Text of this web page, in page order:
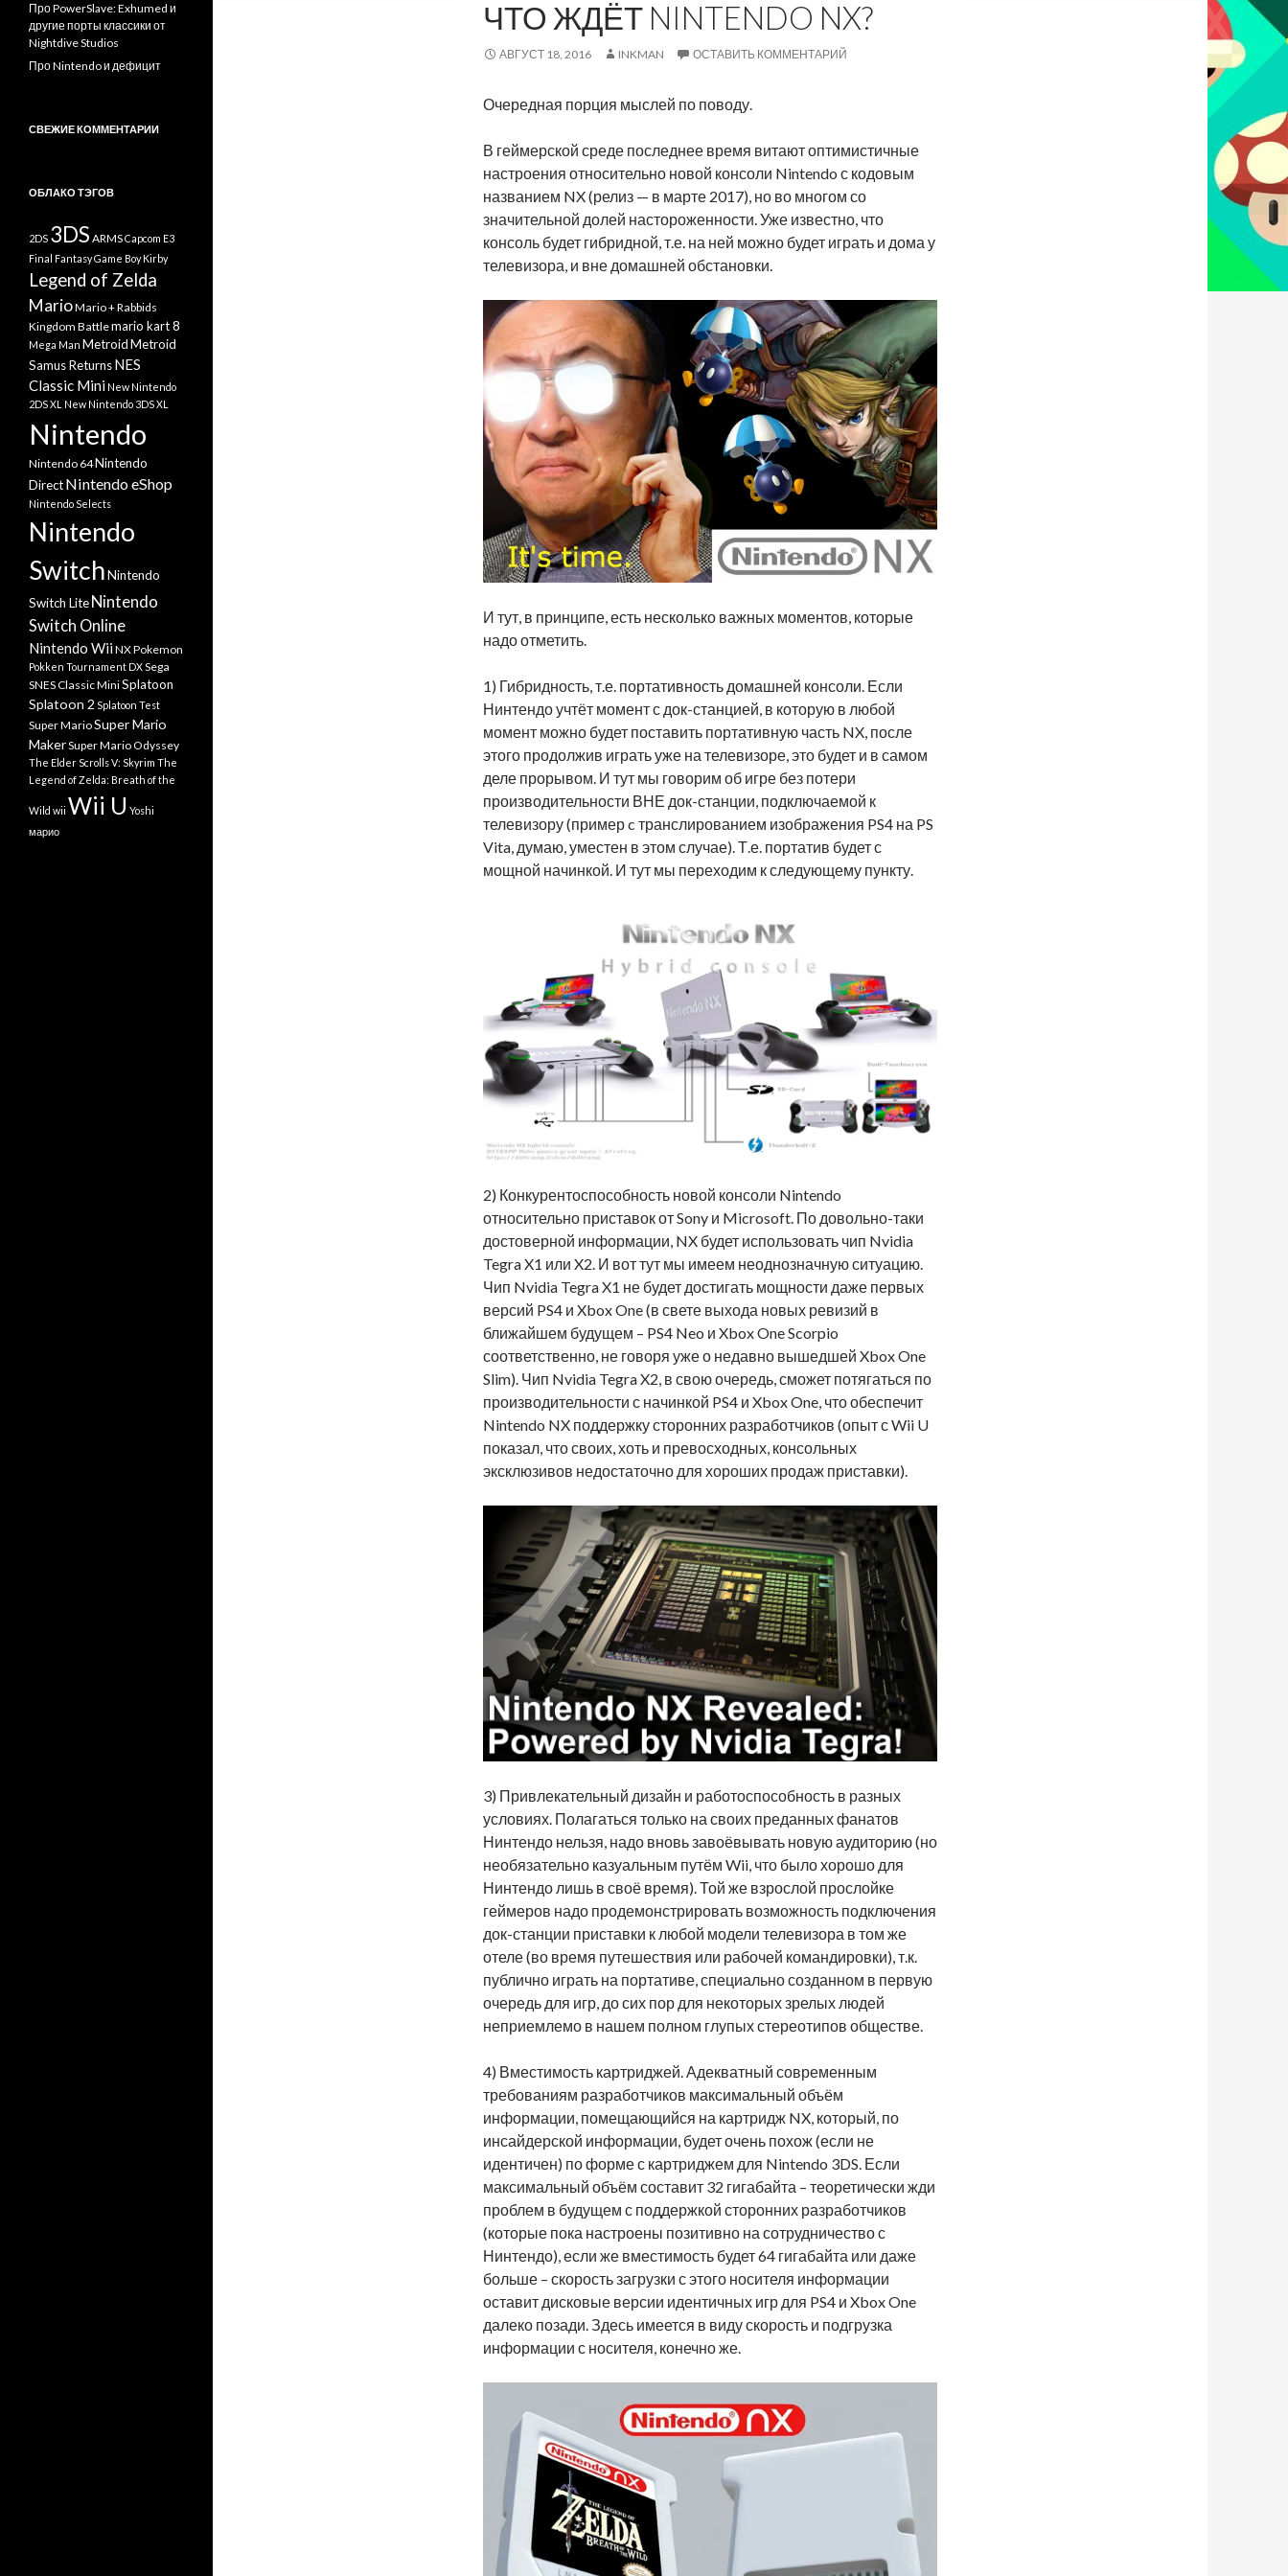
ЧТО ЖДЁТ NINTENDO NX?
АВГУСТ 18, 2016 INKMAN ОСТАВИТЬ КОММЕНТАРИЙ
Очередная порция мыслей по поводу.
В геймерской среде последнее время витают оптимистичные
настроения относительно новой консоли Nintendo с кодовым
названием NX (релиз — в марте 2017), но во многом со
значительной долей настороженности. Уже известно, что
консоль будет гибридной, т.е. на ней можно будет играть и дома у
телевизора, и вне домашней обстановки.
И тут, в принципе, есть несколько важных моментов, которые
надо отметить.
1) Гибридность, т.е. портативность домашней консоли. Если
Нинтендо учтёт момент с док-станцией, в которую в любой
момент можно будет поставить портативную часть NX, после
этого продолжив играть уже на телевизоре, это будет и в самом
деле прорывом. И тут мы говорим об игре без потери
производительности ВНЕ док-станции, подключаемой к
телевизору (пример c транслированием изображения PS4 на PS
Vita, думаю, уместен в этом случае). Т.е. портатив будет с
мощной начинкой. И тут мы переходим к следующему пункту.
2) Конкурентоспособность новой консоли Nintendo
относительно приставок от Sony и Microsoft. По довольно-таки
достоверной информации, NX будет использовать чип Nvidia
Tegra X1 или X2. И вот тут мы имеем неоднозначную ситуацию.
Чип Nvidia Tegra X1 не будет достигать мощности даже первых
версий PS4 и Xbox One (в свете выхода новых ревизий в
ближайшем будущем – PS4 Neo и Xbox One Scorpio
соответственно, не говоря уже о недавно вышедшей Xbox One
Slim). Чип Nvidia Tegra X2, в свою очередь, сможет потягаться по
производительности с начинкой PS4 и Xbox One, что обеспечит
Nintendo NX поддержку сторонних разработчиков (опыт с Wii U
показал, что своих, хоть и превосходных, консольных
эксклюзивов недостаточно для хороших продаж приставки).
3) Привлекательный дизайн и работоспособность в разных
условиях. Полагаться только на своих преданных фанатов
Нинтендо нельзя, надо вновь завоёвывать новую аудиторию (но
необязательно казуальным путём Wii, что было хорошо для
Нинтендо лишь в своё время). Той же взрослой прослойке
геймеров надо продемонстрировать возможность подключения
док-станции приставки к любой модели телевизора в том же
отеле (во время путешествия или рабочей командировки), т.к.
публично играть на портативе, специально созданном в первую
очередь для игр, до сих пор для некоторых зрелых людей
неприемлемо в нашем полном глупых стереотипов обществе.
4) Вместимость картриджей. Адекватный современным
требованиям разработчиков максимальный объём
информации, помещающийся на картридж NX, который, по
инсайдерской информации, будет очень похож (если не
идентичен) по форме с картриджем для Nintendo 3DS. Если
максимальный объём составит 32 гигабайта – теоретически жди
проблем в будущем с поддержкой сторонних разработчиков
(которые пока настроены позитивно на сотрудничество с
Нинтендо), если же вместимость будет 64 гигабайта или даже
больше – скорость загрузки с этого носителя информации
оставит дисковые версии идентичных игр для PS4 и Xbox One
далеко позади. Здесь имеется в виду скорость и подгрузка
информации с носителя, конечно же.
Про PowerSlave: Exhumed и
другие порты классики от
Nightdive Studios
Про Nintendo и дефицит
СВЕЖИЕ КОММЕНТАРИИ
ОБЛАКО ТЭГОВ
2DS 3DS ARMSCapcom E3
Final FantasyGame Boy Kirby
Legend of Zelda
MarioMario + Rabbids
Kingdom Battlemario kart 8
Mega Man MetroidMetroid
Samus ReturnsNES
Classic Mini New Nintendo
2DS XL New Nintendo 3DS XL
Nintendo
Nintendo 64Nintendo
DirectNintendo eShop
Nintendo Selects
Nintendo
SwitchNintendo
Switch LiteNintendo
Switch Online
Nintendo WiiNXPokemon
Pokken Tournament DXSega
SNES Classic MiniSplatoon
Splatoon 2 Splatoon Test
Super MarioSuper Mario
MakerSuper Mario Odyssey
The Elder Scrolls V: Skyrim The
Legend of Zelda: Breath of the
Wild wii Wii U Yoshi
марио